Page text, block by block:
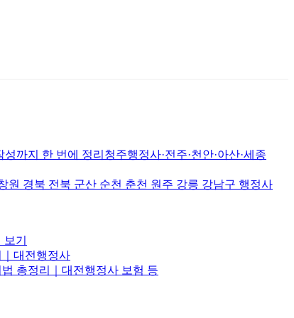
까지 한 번에 정리청주행정사·전주·천안·아산·세종
경북 전북 군산 순천 춘천 원주 강릉 강남구 행정사
기
｜대전행정사
법 총정리｜대전행정사 보험 등